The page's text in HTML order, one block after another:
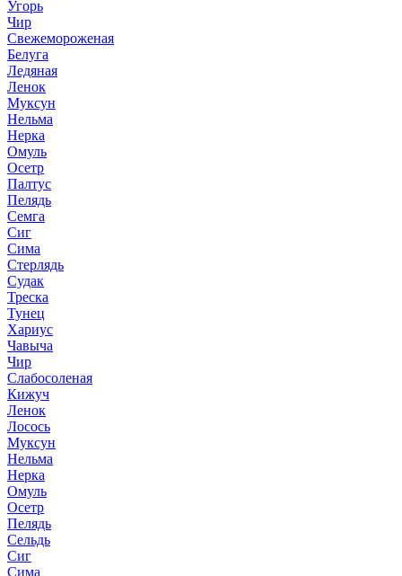
Угорь
Чир
Свежемороженая
Белуга
Ледяная
Ленок
Муксун
Нельма
Нерка
Омуль
Осетр
Палтус
Пелядь
Семга
Сиг
Сима
Стерлядь
Судак
Треска
Тунец
Хариус
Чавыча
Чир
Слабосоленая
Кижуч
Ленок
Лосось
Муксун
Нельма
Нерка
Омуль
Осетр
Пелядь
Сельдь
Сиг
Сима